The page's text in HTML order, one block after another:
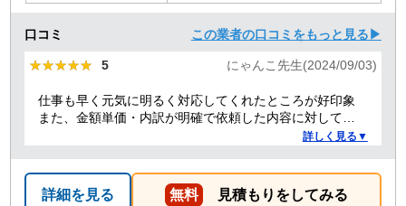
口コミ この業者の口コミをもっと見る▶
★★★★★
★★★★★ 5 にゃんこ先生(2024/09/03)
仕事も早く元気に明るく対応してくれたところが好印象
また、金額単価・内訳が明確で依頼した内容に対しての
詳しく見る▼
詳細を見る 無料 見積もりをしてみる